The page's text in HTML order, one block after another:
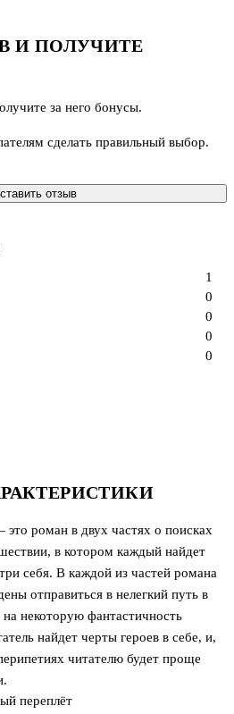
роман в двух частях о поисках
в котором каждый найдет
себя. В каждой из частей романа
отправиться в нелегкий путь в
некоторую фантастичность
найдет черты героев в себе, и,
читателю будет проще
переплёт
И ПОЛУЧИТЕ
за него бонусы.
сделать правильный выбор.
отзыв
0
0
0
0
1